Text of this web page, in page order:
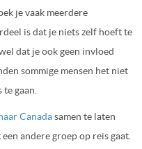
je vaak meerdere
is dat je niets zelf hoeft te
dat je ook geen invloed
sommige mensen het niet
gaan.
Canadasamen te laten
andere groep op reis gaat.